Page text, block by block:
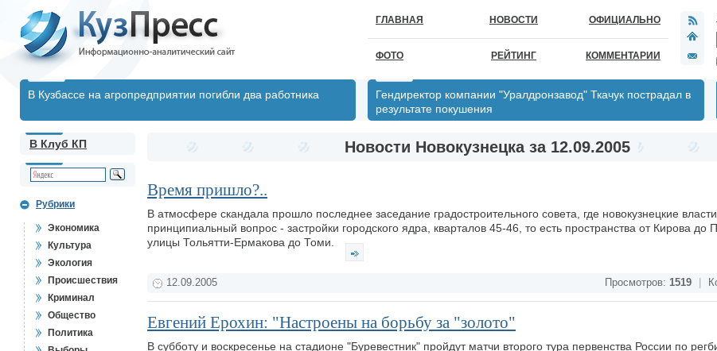
ГЛАВНАЯ НОВОСТИ ОФИЦИАЛЬНО
ФОТО РЕЙТИНГ КОММЕНТАРИИ
В Кузбассе на агропредприятии погибли два работника
Гендиректор компании "Уралдронзавод" Ткачук пострадал в
результате покушения
В Клуб КП
Рубрики
Экономика
Культура
Экология
Происшествия
Криминал
Общество
Политика
Новости Новокузнецка за 12.09.2005
Время пришло?..
В атмосфере скандала прошло последнее заседание градостроительного совета, где новокузнецкие
принципиальный вопрос - застройки городского ядра, кварталов 45-46, то есть пространства от Кирова до
улицы Тольятти-Ермакова до Томи.
12.09.2005 Просмотров: 1519
Евгений Ерохин: "Настроены на борьбу за "золото"
В субботу и воскресенье на стадионе "Буревестник" пройдут матчи второго тура первенства России по